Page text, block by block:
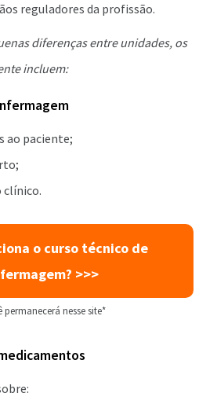
reguladores da profissão.
diferenças entre unidades, os
incluem:
ao paciente;
o curso técnico de
>>>
permanecerá nesse site*